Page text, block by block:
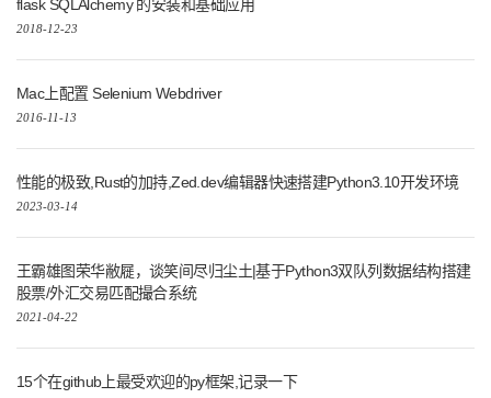
flask SQLAlchemy 的安装和基础应用
2018-12-23
Mac上配置 Selenium Webdriver
2016-11-13
性能的极致,Rust的加持,Zed.dev编辑器快速搭建Python3.10开发环境
2023-03-14
王霸雄图荣华敝屣，谈笑间尽归尘土|基于Python3双队列数据结构搭建
股票/外汇交易匹配撮合系统
2021-04-22
15个在github上最受欢迎的py框架,记录一下